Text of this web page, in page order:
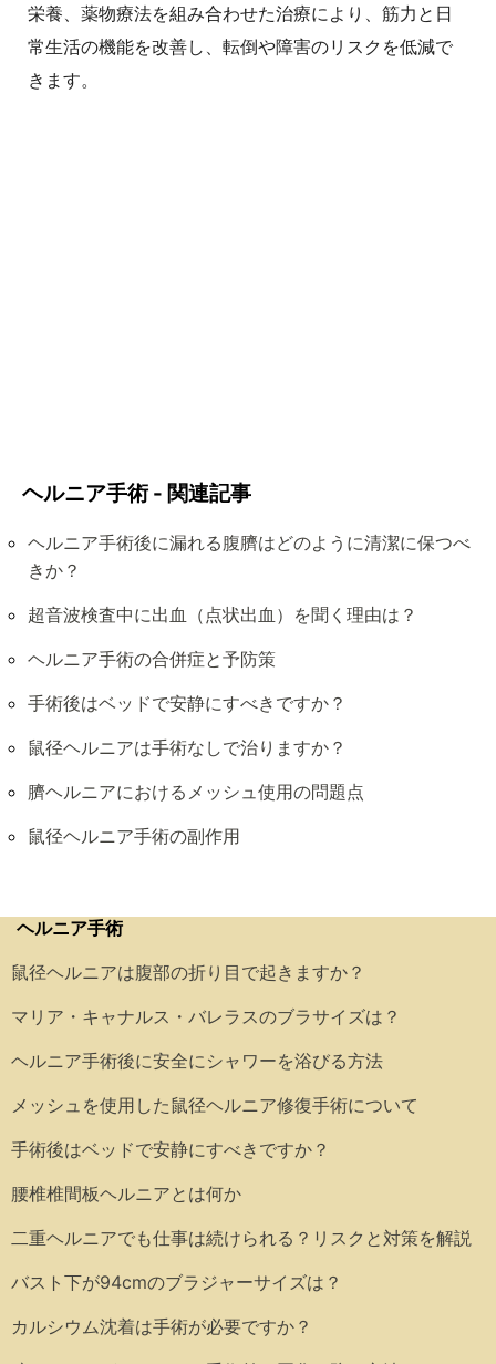
栄養、薬物療法を組み合わせた治療により、筋力と日
常生活の機能を改善し、転倒や障害のリスクを低減で
きます。
ヘルニア手術 - 関連記事
ヘルニア手術後に漏れる腹臍はどのように清潔に保つべ
きか？
超音波検査中に出血（点状出血）を聞く理由は？
ヘルニア手術の合併症と予防策
手術後はベッドで安静にすべきですか？
鼠径ヘルニアは手術なしで治りますか？
臍ヘルニアにおけるメッシュ使用の問題点
鼠径ヘルニア手術の副作用
ヘルニア手術
鼠径ヘルニアは腹部の折り目で起きますか？
マリア・キャナルス・バレラスのブラサイズは？
ヘルニア手術後に安全にシャワーを浴びる方法
メッシュを使用した鼠径ヘルニア修復手術について
手術後はベッドで安静にすべきですか？
腰椎椎間板ヘルニアとは何か
二重ヘルニアでも仕事は続けられる？リスクと対策を解説
バスト下が94cmのブラジャーサイズは？
カルシウム沈着は手術が必要ですか？